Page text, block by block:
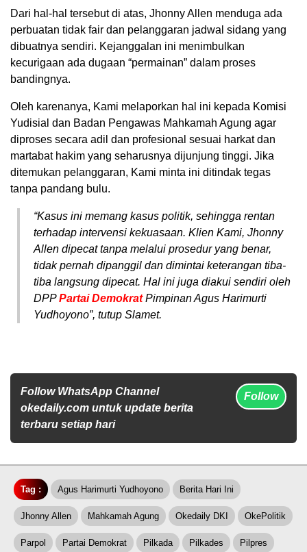
Dari hal-hal tersebut di atas, Jhonny Allen menduga ada
perbuatan tidak fair dan pelanggaran jadwal sidang yang
dibuatnya sendiri. Kejanggalan ini menimbulkan
kecurigaan ada dugaan “permainan” dalam proses
bandingnya.
Oleh karenanya, Kami melaporkan hal ini kepada Komisi
Yudisial dan Badan Pengawas Mahkamah Agung agar
diproses secara adil dan profesional sesuai harkat dan
martabat hakim yang seharusnya dijunjung tinggi. Jika
ditemukan pelanggaran, Kami minta ini ditindak tegas
tanpa pandang bulu.
“Kasus ini memang kasus politik, sehingga rentan
terhadap intervensi kekuasaan. Klien Kami, Jhonny
Allen dipecat tanpa melalui prosedur yang benar,
tidak pernah dipanggil dan dimintai keterangan tiba-
tiba langsung dipecat. Hal ini juga diakui sendiri oleh
DPPPartai DemokratPimpinan Agus Harimurti
Yudhoyono”, tutup Slamet.
Follow WhatsApp Channel
okedaily.com untuk update berita
terbaru setiap hari
Follow
Tag : Agus Harimurti Yudhoyono Berita Hari Ini
Jhonny Allen Mahkamah Agung Okedaily DKI OkePolitik
Parpol Partai Demokrat Pilkada Pilkades Pilpres